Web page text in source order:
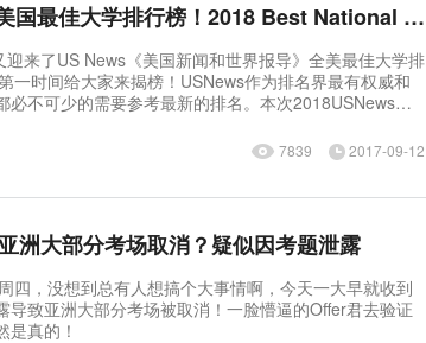
2018USNews最新排名2018美国最佳大学排行榜！2018 Best National Universities
来了US News《美国新闻和世界报导》全美最佳大学排
一时间给大家来揭榜！USNews作为排名界最有权威和
不可少的需要参考最新的排名。本次2018USNews美
7839 2017-09-12
洲大部分考场取消？疑似因考题泄露
四，没想到总有人想搞个大事情啊，今天一大早就收到
导致亚洲大部分考场被取消！一脸懵逼的Offer君去验证
真的！